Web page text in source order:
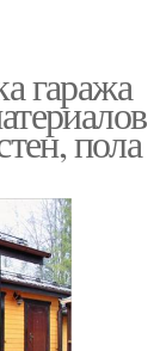
гаража
пола